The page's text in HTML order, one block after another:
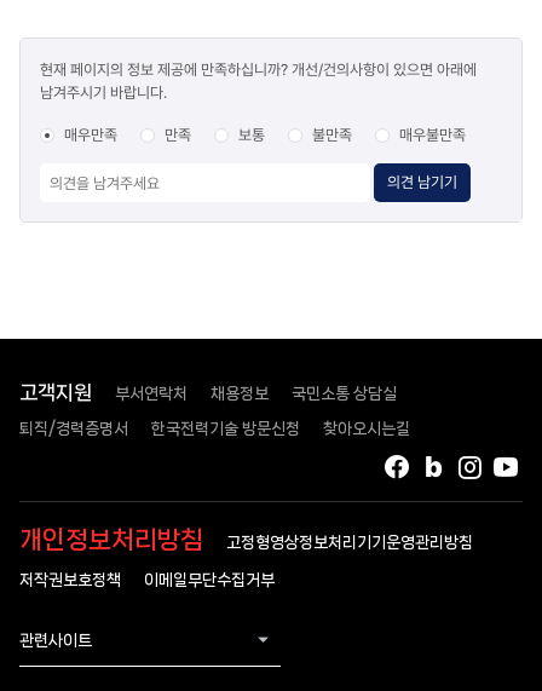
만족도
조사
현재 페이지의 정보 제공에 만족하십니까? 개선/건의사항이 있으면 아래에
남겨주시기 바랍니다.
매우만족 만족 보통 불만족 매우불만족
의견 남기기
고객지원 부서연락처 채용정보 국민소통 상담실
퇴직/경력증명서 한국전력기술 방문신청 찾아오시는길
인스
블로그
페이스북
개인정보처리방침 고정형영상정보처리기기운영관리방침
저작권보호정책 이메일무단수집거부
관련사이트